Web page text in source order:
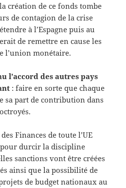
création de ce fonds tombe
de contagion de la crise
à l’Espagne puis au
de remettre en cause les
l’union monétaire.
l’accord des autres pays
: faire en sorte que chaque
sa part de contribution dans
Finances de toute l’UE
pour durcir la discipline
sanctions vont être créées
ainsi que la possibilité de
de budget nationaux au